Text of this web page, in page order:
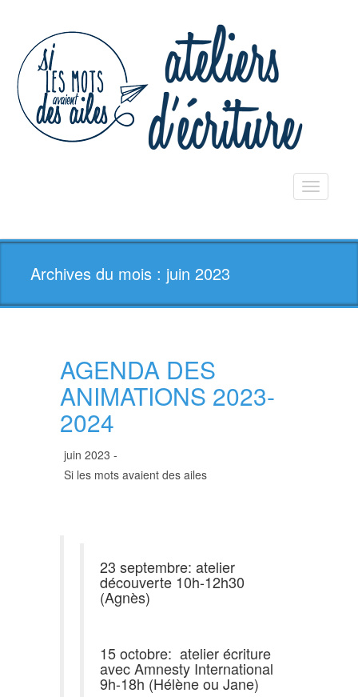
Toggle
Archives du mois : juin 2023
AGENDA DES
ANIMATIONS 2023-
2024
juin 2023 -
Si les mots avaient des ailes
23 septembre: atelier
découverte 10h-12h30
(Agnès)
15 octobre: atelier écriture
avec Amnesty International
9h-18h (Hélène ou Jane)